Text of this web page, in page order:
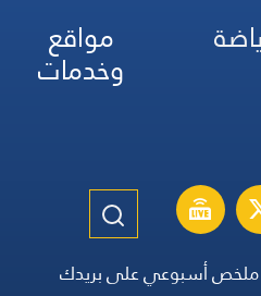
مواقع
وخدمات
ملخص أسبوعي على بريدك